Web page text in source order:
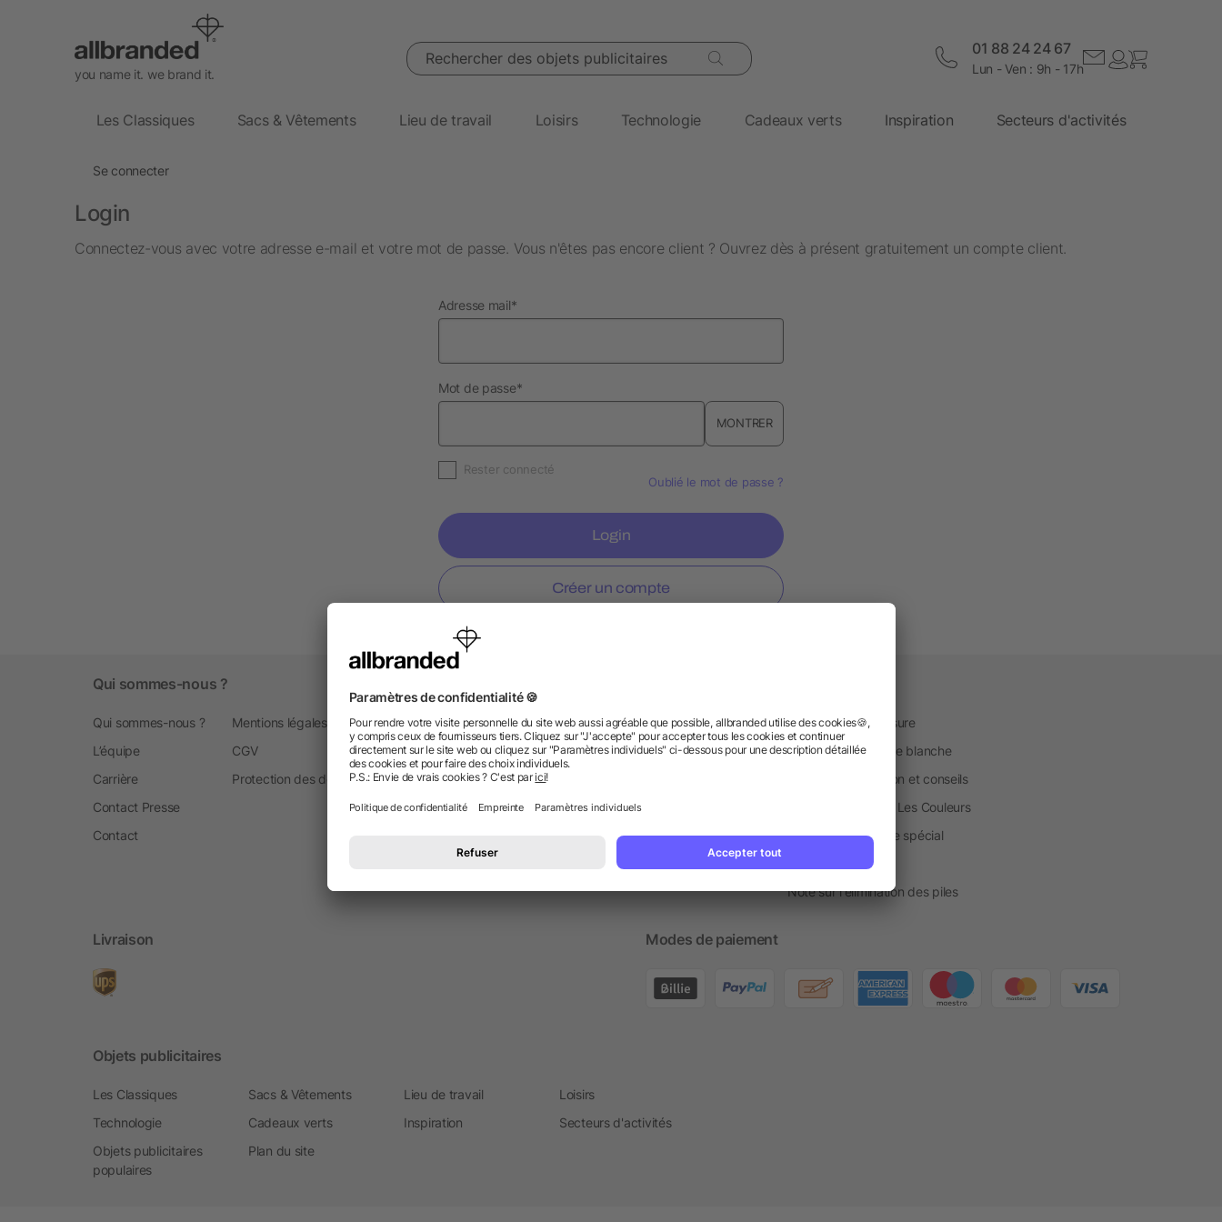
you name it. we brand it.
Rechercher des objets publicitaires 01 88 24 24 67
Lun - Ven : 9h - 17h
Les Classiques Sacs & Vêtements Lieu de travail Loisirs Technologie Cadeaux verts Inspiration Secteurs d'activités
Se connecter
Login
Connectez-vous avec votre adresse e-mail et votre mot de passe. Vous n'êtes pas encore client ? Ouvrez dès à présent gratuitement un compte client.
Adresse mailobligatoire
*
Mot de passeobligatoire
*
MONTRER
Rester connecté
Oublié le mot de passe ?
Login
Créer un compte
Qui sommes-nous ?
Qui sommes-nous ?
L’équipe
Carrière
Contact Presse
Contact
Mentions légales
CGV
Protection des données
FAQ
À propos des livraisons
Faire une réclamation
Glossaire
Blog
Processus de commande
Production sur mesure
Boutique en marque blanche
Service d'impression et conseils
Pantone® Aide Sur Les Couleurs
Stockage & Service spécial
Note sur l'élimination des piles
Livraison Modes de paiement
Objets publicitaires
Les Classiques Sacs & Vêtements Lieu de travail
Loisirs
Technologie
Cadeaux verts Inspiration
Secteurs d'activités
Objets publicitaires
populaires
Plan du site